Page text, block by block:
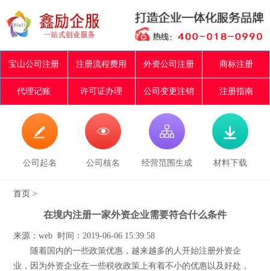
宝山公司注册 注册流程费用 外资公司注册 商标注册
代理记账 许可证办理 公司变更注销 注册指南

公司起名

公司核名

经营范围生成

材料下载
首页 >
在境内注册一家外资企业需要符合什么条件
来源：web 时间：2019-06-06 15:39:58
随着国内的一些政策优惠，越来越多的人开始注册外资企
业，因为外资企业在一些税收政策上有着不小的优惠以及好处，